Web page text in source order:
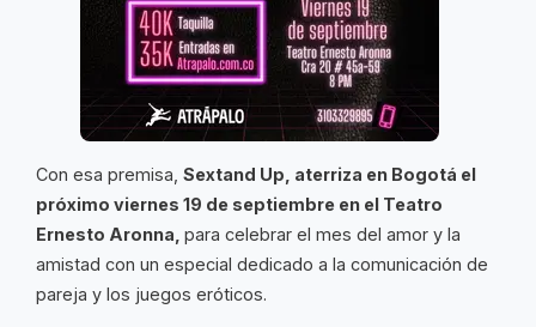
Con esa premisa, Sextand Up, aterriza en Bogotá el
próximo viernes 19 de septiembre en el Teatro
Ernesto Aronna, para celebrar el mes del amor y la
amistad con un especial dedicado a la comunicación de
pareja y los juegos eróticos.